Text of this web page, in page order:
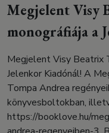
Megjelent Visy
monográfiája a
Megjelent Visy Beatrix
Jelenkor Kiadónál! A
Tompa Andrea
könyvesboltokban,
https://booklove.hu/